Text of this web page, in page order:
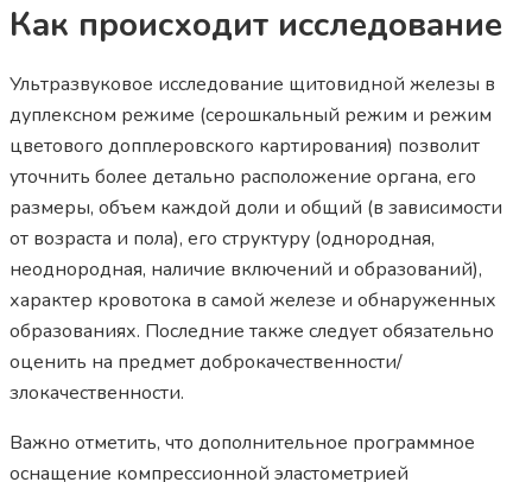
Как происходит исследование
Ультразвуковое исследование щитовидной железы в
дуплексном режиме (серошкальный режим и режим
цветового допплеровского картирования) позволит
уточнить более детально расположение органа, его
размеры, объем каждой доли и общий (в зависимости
от возраста и пола), его структуру (однородная,
неоднородная, наличие включений и образований),
характер кровотока в самой железе и обнаруженных
образованиях. Последние также следует обязательно
оценить на предмет доброкачественности/
злокачественности.
Важно отметить, что дополнительное программное
оснащение компрессионной эластометрией